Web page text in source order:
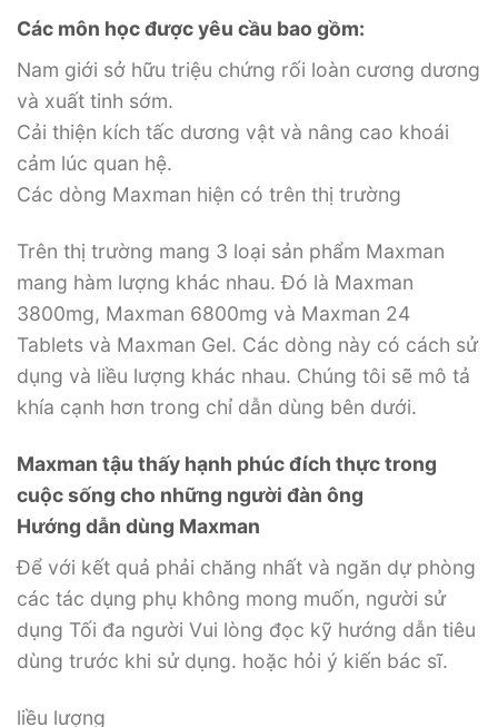
Các môn học được yêu cầu bao gồm:
Nam giới sở hữu triệu chứng rối loàn cương dương
và xuất tinh sớm.
Cải thiện kích tấc dương vật và nâng cao khoái
cảm lúc quan hệ.
Các dòng Maxman hiện có trên thị trường
Trên thị trường mang 3 loại sản phẩm Maxman
mang hàm lượng khác nhau. Đó là Maxman
3800mg, Maxman 6800mg và Maxman 24
Tablets và Maxman Gel. Các dòng này có cách sử
dụng và liều lượng khác nhau. Chúng tôi sẽ mô tả
khía cạnh hơn trong chỉ dẫn dùng bên dưới.
Maxman tậu thấy hạnh phúc đích thực trong
cuộc sống cho những người đàn ông
Hướng dẫn dùng Maxman
Để với kết quả phải chăng nhất và ngăn dự phòng
các tác dụng phụ không mong muốn, người sử
dụng Tối đa người Vui lòng đọc kỹ hướng dẫn tiêu
dùng trước khi sử dụng. hoặc hỏi ý kiến ​​bác sĩ.
liều lượng